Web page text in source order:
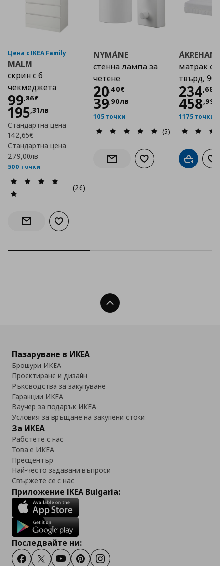
Цена с IKEA Family
MALM
скрин с 6
чекмеджета
99,86€
Цена 99,86 €
195,31лв
Стандартна цена
142,65€
Стандартна цена
279,00лв
500 точки
(26)
Информирай ме за наличност
Добави към списъка с любими
NYMÅNE
стенна лампа за
четене
20,40€
Цена 20,40 €
39,90лв
105 точки
(5)
Информирай ме за наличност
Добави към списъка
матрак с
твърд,
234,68
Цена
458,99
1175 точки
Добави
Нагоре
Пазаруване в ИКЕА
Брошури ИКЕА
Проектиране и дизайн
Ръководства за закупуване
Гаранции ИКЕА
Ваучер за подарък ИКЕА
Условия за връщане на закупени стоки
За ИКЕА
Работете с нас
Това е ИКЕА
Пресцентър
Най-често задавани въпроси
Свържете се с нас
Приложение IKEA Bulgaria:
Последвайте ни:
FacebookTwitterYoutubePinterestInstagram